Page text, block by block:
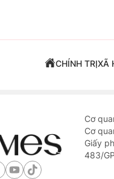
CHÍNH TRỊXÃ
Cơ
Cơ
Giấy
483/